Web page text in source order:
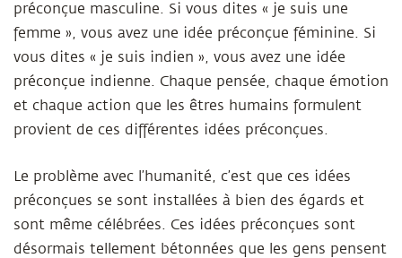
préconçue masculine. Si vous dites « je suis une
femme », vous avez une idée préconçue féminine. Si
vous dites « je suis indien », vous avez une idée
préconçue indienne. Chaque pensée, chaque émotion
et chaque action que les êtres humains formulent
provient de ces différentes idées préconçues.
Le problème avec l’humanité, c’est que ces idées
préconçues se sont installées à bien des égards et
sont même célébrées. Ces idées préconçues sont
désormais tellement bétonnées que les gens pensent